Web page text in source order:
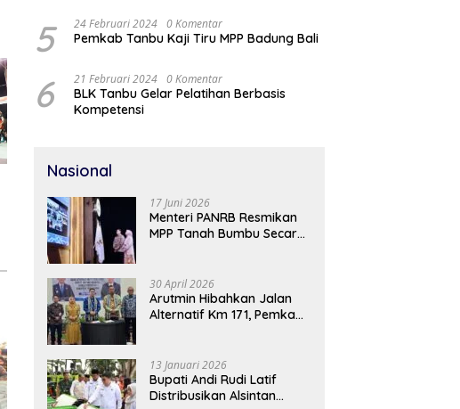
5 24 Februari 2024 0 Komentar
Pemkab Tanbu Kaji Tiru MPP Badung Bali
6 21 Februari 2024 0 Komentar
BLK Tanbu Gelar Pelatihan Berbasis
Kompetensi
Nasional
17 Juni 2026
Menteri PANRB Resmikan
MPP Tanah Bumbu Secara
30 April 2026
Arutmin Hibahkan Jalan
Alternatif Km 171, Pemkab
13 Januari 2026
Bupati Andi Rudi Latif
Distribusikan Alsintan